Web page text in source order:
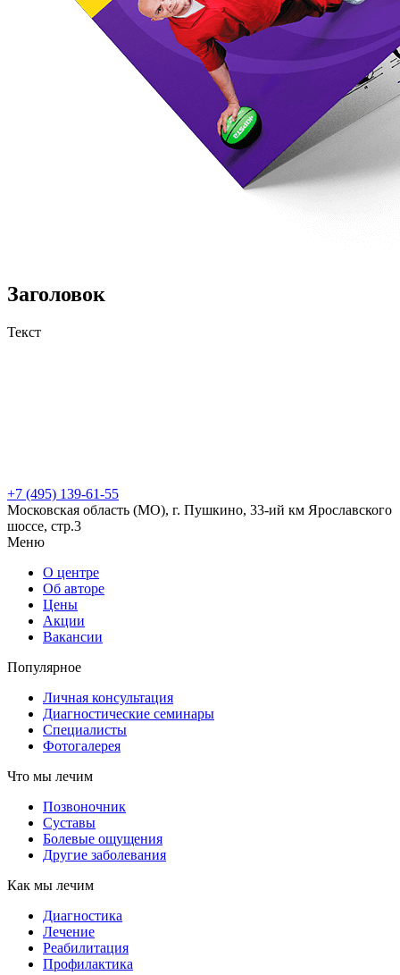
Заголовок
Текст
+7 (495) 139-61-55
Московская область (МО), г. Пушкино, 33-ий км Ярославского
шоссе, стр.3
Меню
О центре
Об авторе
Цены
Акции
Вакансии
Популярное
Личная консультация
Диагностические семинары
Специалисты
Фотогалерея
Что мы лечим
Позвоночник
Суставы
Болевые ощущения
Другие заболевания
Как мы лечим
Диагностика
Лечение
Реабилитация
Профилактика